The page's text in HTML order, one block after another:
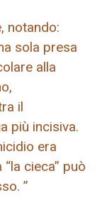
notando:
sola presa
alla
il
più incisiva.
era
cieca” può
”